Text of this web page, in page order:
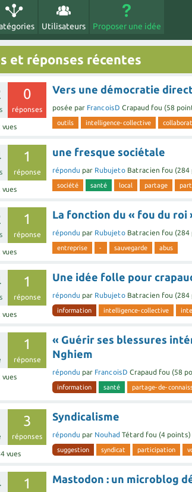
Utilisateurs Proposer une idée
et réponses récentes
0
réponses
vues
Vers une démocratie
posée par FrancoisD Crapaud fou (58
outils intelligence-collective
1
réponse
vues
une fresque sociétale
répondu par Rubujeto Batracien fou (284
société santé local partage
1
réponse
vues
La fonction du « fou du roi
répondu par Rubujeto Batracien fou (284
entreprise - sauvegarde abus
1
réponse
vues
Une idée folle pour
répondu par Rubujeto Batracien fou (284
information intelligence-collective
1
réponse
vues
« Guérir ses blessures
Nghiem
répondu par FrancoisD Crapaud fou (58
information santé partage-de-
3
réponses
vues
Syndicalisme
répondu par Nouhad Tétard fou (4 points)
suggestion syndicat participation
1 Mastodon : un microblog